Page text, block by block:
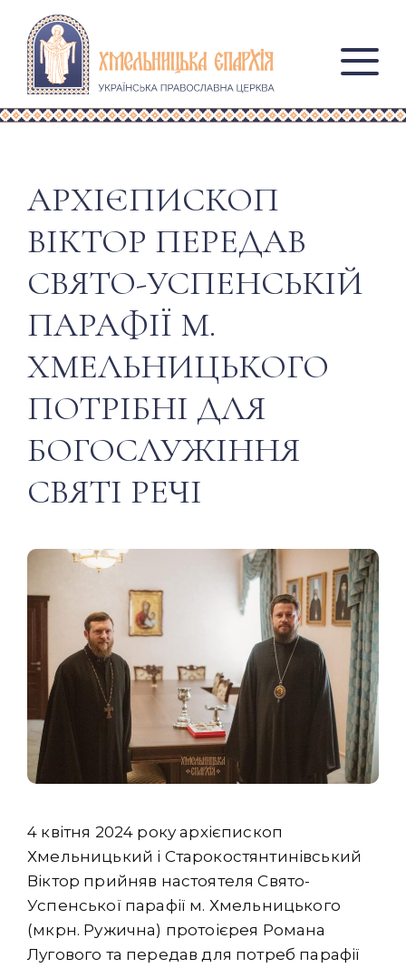
АРХІЄПИСКОП
ВІКТОР ПЕРЕДАВ
СВЯТО-УСПЕНСЬКІЙ
ПАРАФІЇ М.
ХМЕЛЬНИЦЬКОГО
ПОТРІБНІ ДЛЯ
БОГОСЛУЖІННЯ
СВЯТІ РЕЧІ
4 квітня 2024 року архієпископ
Хмельницький і Старокостянтинівський
Віктор прийняв настоятеля Свято-
Успенської парафії м. Хмельницького
(мкрн. Ружична) протоієрея Романа
Лугового та передав для потреб парафії